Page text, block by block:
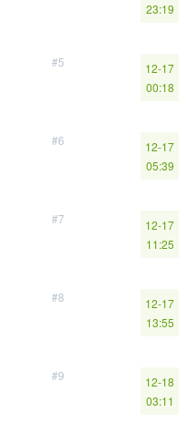
23:19
#5
12-17
00:18
#6
12-17
05:39
#7
12-17
11:25
#8
12-17
13:55
#9
12-18
03:11